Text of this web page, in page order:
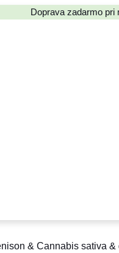
Doprava zadarmo pri
& Cannabis sativa &